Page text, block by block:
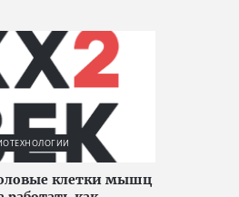
клетки мышц